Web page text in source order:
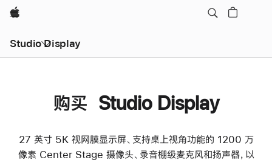
Apple
Studio Display
购买 Studio Display
27 英寸 5K 视网膜显示屏、支持桌上视角功能的 1200 万
像素 Center Stage 摄像头、录音棚级麦克风和扬声器，以